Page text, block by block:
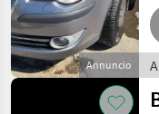
Annuncio